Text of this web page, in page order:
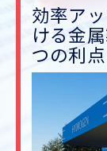
れの恐れ
は高水準
おり、製
査が施行
信頼を高
ー、半導
産業で広
効率ア
ける金
つの利点